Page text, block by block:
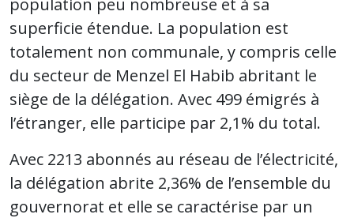
population peu nombreuse et à sa
superficie étendue. La population est
totalement non communale, y compris celle
du secteur de Menzel El Habib abritant le
siège de la délégation. Avec 499 émigrés à
l’étranger, elle participe par 2,1% du total.
Avec 2213 abonnés au réseau de l’électricité,
la délégation abrite 2,36% de l’ensemble du
gouvernorat et elle se caractérise par un